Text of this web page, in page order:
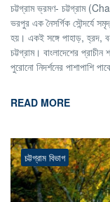
চট্টগ্রাম ভ্রমণ- চট্টগ্রাম
ভরপুর এক নৈসর্গিক সৌন্দর্যে
হয়। একই সঙ্গে পাহাড়, হ্রদ,
চট্টগ্রাম। বাংলাদেশের
পুরোনো নিদর্শনের পাশাপাশি
READ MORE
চট্টগ্রাম বিভাগ